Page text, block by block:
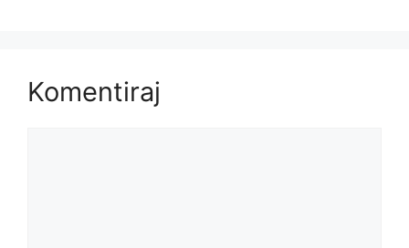
Komentiraj